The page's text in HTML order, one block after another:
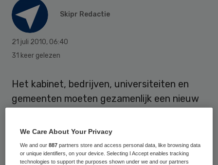
Skipr Redactie
21 juli 2010, 06:40
31 keer gelezen
Het kabinet, bedrijven, universiteiten en
gemeenten moeten gezamenlijk een nieuw
het voormalige Organon in Oss. Nefarma
heeft dinsdag voor zo’n wetenschappelijk
park gepleit.
We Care About Your Privacy
We and our887 partners store and access personal data, like browsing data
or unique identifiers, on your device. Selecting I Accept enables tracking
technologies to support the purposes shown under we and our partners